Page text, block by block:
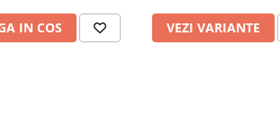
IN COS VEZI VARIANTE